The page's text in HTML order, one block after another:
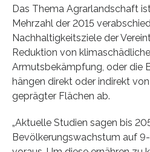
Das Thema Agrarlandschaft
Mehrzahl der 2015
Nachhaltigkeitsziele der
Reduktion von
Armutsbekämpfung, oder die
hängen direkt oder indirekt
geprägter Flächen ab.
„Aktuelle Studien sagen bis
Bevölkerungswachstum auf